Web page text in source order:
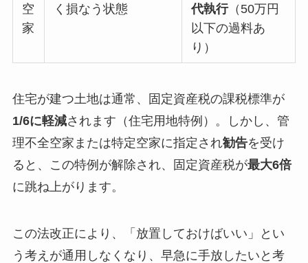
空
家
く損なう状態
代執行（50万円
以下の過料あ
り）
住宅が建つ土地は通常、固定資産税の課税標準が
1/6に軽減されます（住宅用地特例）。しかし、管
理不全空家または特定空家に指定され勧告を受け
ると、この特例が解除され、固定資産税が最大6倍
に跳ね上がります。
この法改正により、「放置しておけばいい」とい
う考えが通用しなくなり、早急に手放したいと考